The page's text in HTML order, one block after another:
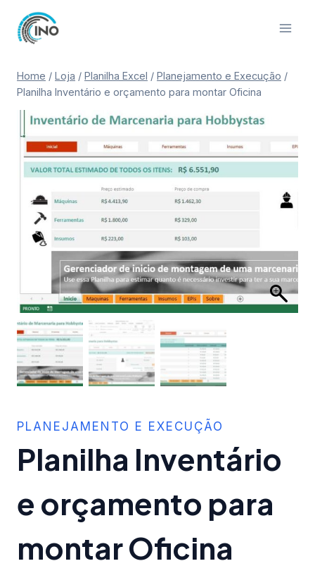
para
Home / Loja / Planilha Excel / Planejamento e Execução /
Planilha Inventário e orçamento para montar Oficina
PLANEJAMENTO E EXECUÇÃO
Planilha Inventário
e orçamento para
montar Oficina